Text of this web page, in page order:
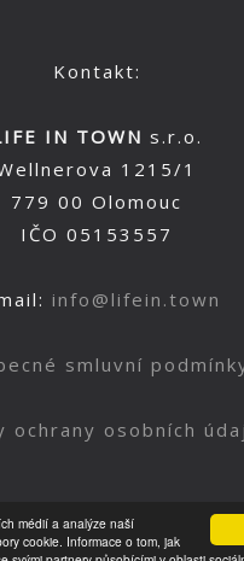
médií a analýze naší
cookie. Informace o tom, jak
Kontakt:
IN TOWN s.r.o.
1215/1
779 00 Olomouc
IČO 05153557
info@lifein.town
smluvní
ochrany osobních
Nahoru